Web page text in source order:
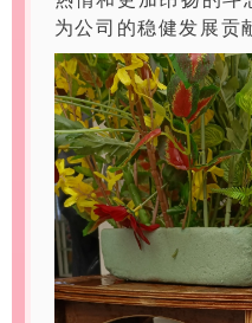
为公司的稳健发展贡